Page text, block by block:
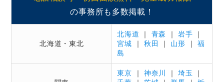
の事務所も多数掲載！
北海道・東北
北海道 ｜ 青森 ｜岩手 ｜
宮城 ｜ 秋田 ｜ 山形 ｜ 福
島
東京 ｜ 神奈川 ｜埼玉
｜